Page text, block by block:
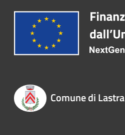
Comune di